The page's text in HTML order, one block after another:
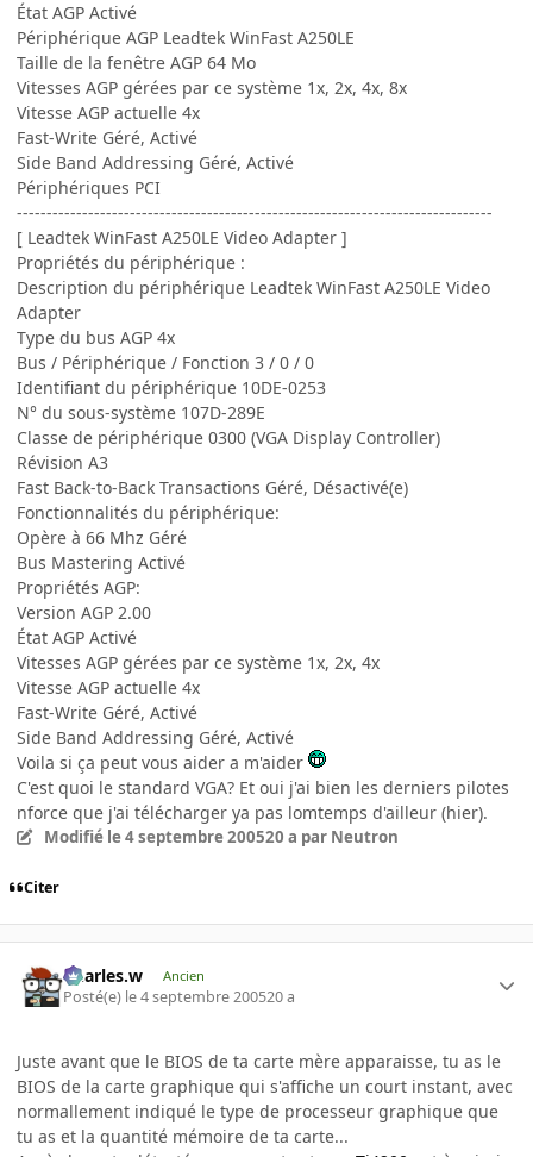
État AGP Activé
Périphérique AGP Leadtek WinFast A250LE
Taille de la fenêtre AGP 64 Mo
Vitesses AGP gérées par ce système 1x, 2x, 4x, 8x
Vitesse AGP actuelle 4x
Fast-Write Géré, Activé
Side Band Addressing Géré, Activé
Périphériques PCI
--------------------------------------------------------------------------------
[ Leadtek WinFast A250LE Video Adapter ]
Propriétés du périphérique :
Description du périphérique Leadtek WinFast A250LE Video
Adapter
Type du bus AGP 4x
Bus / Périphérique / Fonction 3 / 0 / 0
Identifiant du périphérique 10DE-0253
N° du sous-système 107D-289E
Classe de périphérique 0300 (VGA Display Controller)
Révision A3
Fast Back-to-Back Transactions Géré, Désactivé(e)
Fonctionnalités du périphérique:
Opère à 66 Mhz Géré
Bus Mastering Activé
Propriétés AGP:
Version AGP 2.00
État AGP Activé
Vitesses AGP gérées par ce système 1x, 2x, 4x
Vitesse AGP actuelle 4x
Fast-Write Géré, Activé
Side Band Addressing Géré, Activé
Voila si ça peut vous aider a m'aider
C'est quoi le standard VGA? Et oui j'ai bien les derniers pilotes
nforce que j'ai télécharger ya pas lomtemps d'ailleur (hier).
Modifié le 4 septembre 200520 a par Neutron
Citer
Charles.w Ancien
Posté(e) le 4 septembre 200520 a
Juste avant que le BIOS de ta carte mère apparaisse, tu as le
BIOS de la carte graphique qui s'affiche un court instant, avec
normallement indiqué le type de processeur graphique que
tu as et la quantité mémoire de ta carte...